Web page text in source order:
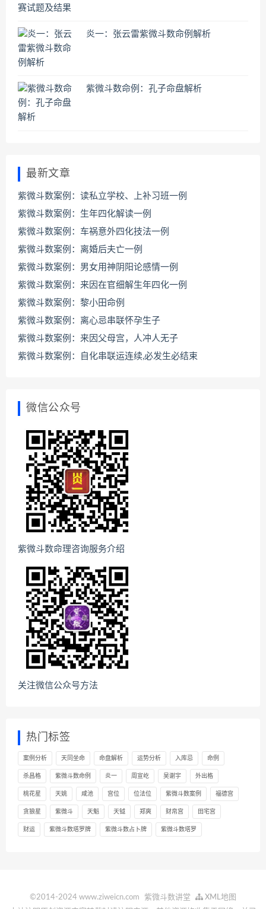
炎一：张云雷紫微斗数命例解析
紫微斗数命例：孔子命盘解析
最新文章
紫微斗数案例：读私立学校、上补习班一例
紫微斗数案例：生年四化解读一例
紫微斗数案例：车祸意外四化技法一例
紫微斗数案例：离婚后夫亡一例
紫微斗数案例：男女用神阴阳论感情一例
紫微斗数案例：来因在官细解生年四化一例
紫微斗数案例：黎小田命例
紫微斗数案例：离心忌串联怀孕生子
紫微斗数案例：来因父母宫，人冲人无子
紫微斗数案例：自化串联运连续,必发生必结束
微信公众号
紫微斗数命理咨询服务介绍
关注微信公众号方法
热门标签
案例分析 天同坐命 命盘解析 运势分析 入库忌 命例
杀昌格 紫微斗数命例 炎一 周宣屹 吴谢宇 外出格
桃花星 天姚 咸池 宫位 位法位 紫微斗数案例 福德宫
贪狼星 紫微斗 天魁 天钺 郑爽 财帛宫 田宅宫
财运 紫微斗数塔罗牌 紫微斗数占卜牌 紫微斗数塔罗
©2014-2024 www.ziweicn.com 紫微斗数讲堂
XML地图